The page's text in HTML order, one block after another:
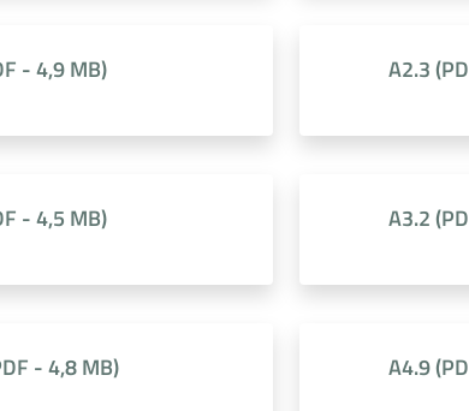
-4,9 MB) A2.3(
-4,5 MB) A3.2(
-4,8 MB) A4.9(